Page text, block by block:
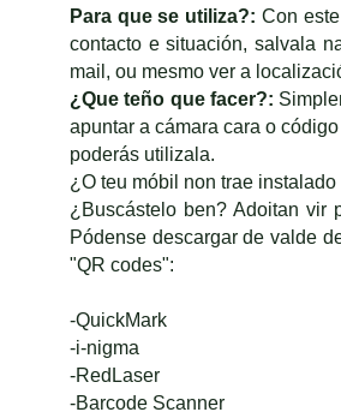
Para que se utiliza?: Con
contacto e situación, salvala
mail, ou mesmo ver a
¿Que teño que facer?:
apuntar a cámara cara o
poderás utilizala.
¿O teu móbil non trae
¿Buscástelo ben? Adoitan vir
Pódense descargar de valde
"QR codes":
-QuickMark
-i-nigma
-RedLaser
-Barcode Scanner